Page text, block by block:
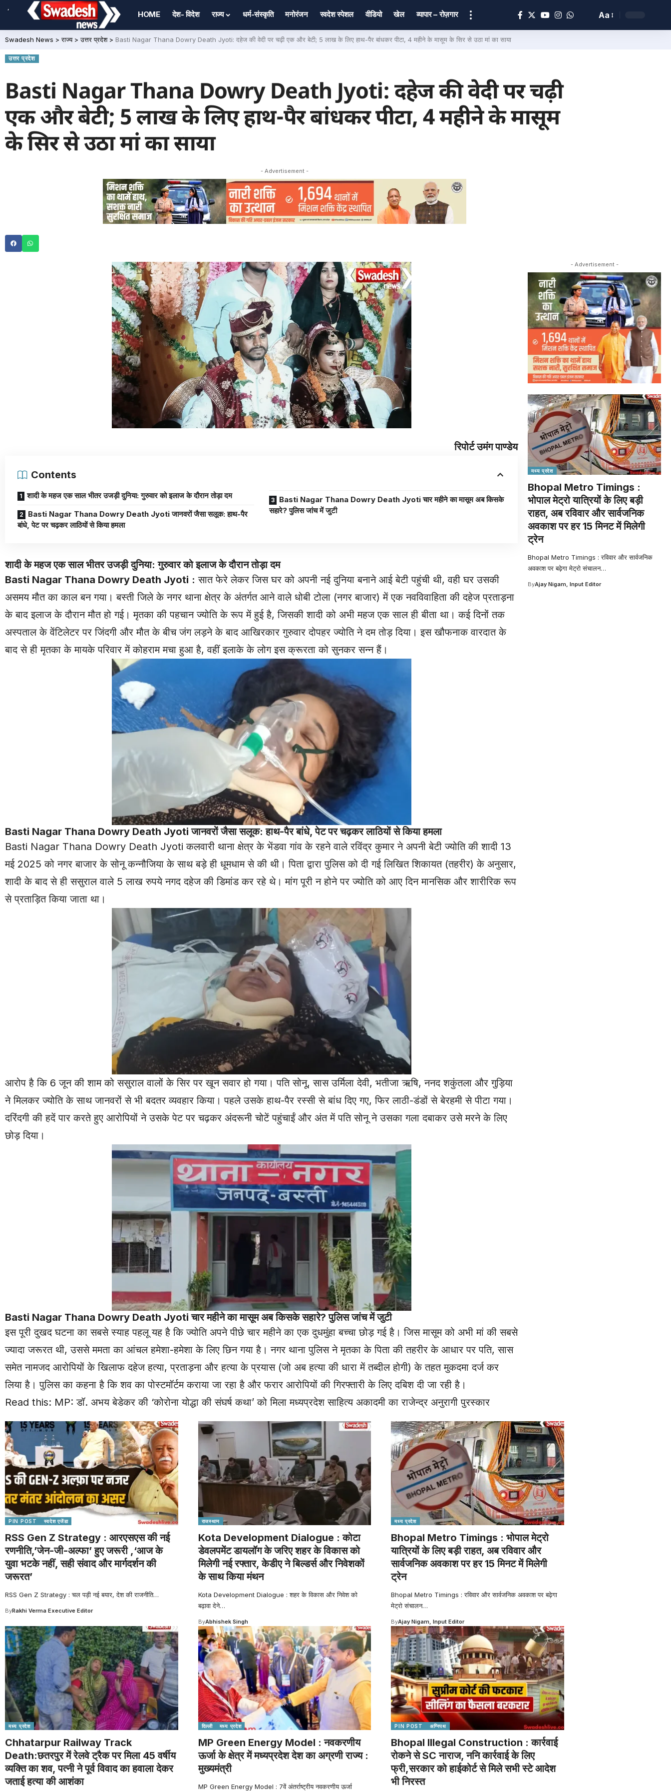
,
HOME देश- विदेश राज्य धर्म-संस्कृति मनोरंजन स्वदेश स्पेशल वीडियो खेल व्यापार – रोज़गार Aa
Swadesh News >राज्य>उत्तर प्रदेश> Basti Nagar Thana Dowry Death Jyoti: दहेज की वेदी पर चढ़ी एक और बेटी; 5 लाख के लिए हाथ-पैर बांधकर पीटा, 4 महीने के मासूम के सिर से उठा मां का साया
उत्तर प्रदेश
Basti Nagar Thana Dowry Death Jyoti: दहेज की वेदी पर चढ़ी
एक और बेटी; 5 लाख के लिए हाथ-पैर बांधकर पीटा, 4 महीने के मासूम
के सिर से उठा मां का साया
- Advertisement -
रिपोर्ट उमंग पाण्डेय
Contents
शादी के महज एक साल भीतर उजड़ी दुनिया: गुरुवार को इलाज के दौरान तोड़ा दम
Basti Nagar Thana Dowry Death Jyoti जानवरों जैसा सलूक: हाथ-पैर
बांधे, पेट पर चढ़कर लाठियों से किया हमला
Basti Nagar Thana Dowry Death Jyoti चार महीने का मासूम अब किसके
सहारे? पुलिस जांच में जुटी
शादी के महज एक साल भीतर उजड़ी दुनिया: गुरुवार को इलाज के दौरान तोड़ा दम
Basti Nagar Thana Dowry Death Jyoti : सात फेरे लेकर जिस घर को अपनी नई दुनिया बनाने आई बेटी पहुंची थी, वही घर उसकी
असमय मौत का काल बन गया। बस्ती जिले के नगर थाना क्षेत्र के अंतर्गत आने वाले धोबी टोला (नगर बाजार) में एक नवविवाहिता की दहेज प्रताड़ना
के बाद इलाज के दौरान मौत हो गई। मृतका की पहचान ज्योति के रूप में हुई है, जिसकी शादी को अभी महज एक साल ही बीता था। कई दिनों तक
अस्पताल के वेंटिलेटर पर जिंदगी और मौत के बीच जंग लड़ने के बाद आखिरकार गुरुवार दोपहर ज्योति ने दम तोड़ दिया। इस खौफनाक वारदात के
बाद से ही मृतका के मायके परिवार में कोहराम मचा हुआ है, वहीं इलाके के लोग इस क्रूरता को सुनकर सन्न हैं।
Basti Nagar Thana Dowry Death Jyoti जानवरों जैसा सलूक: हाथ-पैर बांधे, पेट पर चढ़कर लाठियों से किया हमला
Basti Nagar Thana Dowry Death Jyoti कलवारी थाना क्षेत्र के भेंडवा गांव के रहने वाले रविंद्र कुमार ने अपनी बेटी ज्योति की शादी 13
मई 2025 को नगर बाजार के सोनू कन्नौजिया के साथ बड़े ही धूमधाम से की थी। पिता द्वारा पुलिस को दी गई लिखित शिकायत (तहरीर) के अनुसार,
शादी के बाद से ही ससुराल वाले 5 लाख रुपये नगद दहेज की डिमांड कर रहे थे। मांग पूरी न होने पर ज्योति को आए दिन मानसिक और शारीरिक रूप
से प्रताड़ित किया जाता था।
आरोप है कि 6 जून की शाम को ससुराल वालों के सिर पर खून सवार हो गया। पति सोनू, सास उर्मिला देवी, भतीजा ऋषि, ननद शकुंतला और गुड़िया
ने मिलकर ज्योति के साथ जानवरों से भी बदतर व्यवहार किया। पहले उसके हाथ-पैर रस्सी से बांध दिए गए, फिर लाठी-डंडों से बेरहमी से पीटा गया।
दरिंदगी की हदें पार करते हुए आरोपियों ने उसके पेट पर चढ़कर अंदरूनी चोटें पहुंचाईं और अंत में पति सोनू ने उसका गला दबाकर उसे मरने के लिए
छोड़ दिया।
Basti Nagar Thana Dowry Death Jyoti चार महीने का मासूम अब किसके सहारे? पुलिस जांच में जुटी
इस पूरी दुखद घटना का सबसे स्याह पहलू यह है कि ज्योति अपने पीछे चार महीने का एक दुधमुंहा बच्चा छोड़ गई है। जिस मासूम को अभी मां की सबसे
ज्यादा जरूरत थी, उससे ममता का आंचल हमेशा-हमेशा के लिए छिन गया है। नगर थाना पुलिस ने मृतका के पिता की तहरीर के आधार पर पति, सास
समेत नामजद आरोपियों के खिलाफ दहेज हत्या, प्रताड़ना और हत्या के प्रयास (जो अब हत्या की धारा में तब्दील होगी) के तहत मुकदमा दर्ज कर
लिया है। पुलिस का कहना है कि शव का पोस्टमॉर्टम कराया जा रहा है और फरार आरोपियों की गिरफ्तारी के लिए दबिश दी जा रही है।
Read this: MP: डॉ. अभय बेडेकर की ‘कोरोना योद्धा की संघर्ष कथा’ को मिला मध्यप्रदेश साहित्य अकादमी का राजेन्द्र अनुरागी पुरस्कार
- Advertisement -
मध्य प्रदेश
Bhopal Metro Timings :
भोपाल मेट्रो यात्रियों के लिए बड़ी
राहत, अब रविवार और सार्वजनिक
अवकाश पर हर 15 मिनट में मिलेगी
ट्रेन
Bhopal Metro Timings : रविवार और सार्वजनिक
अवकाश पर बढ़ेगा मेट्रो संचालन…
ByAjay Nigam, Input Editor
PIN POST स्वदेश एजेंडा
RSS Gen Z Strategy : आरएसएस की नई
रणनीति,’जेन-जी-अल्फा’ हुए जरूरी ,‘आज के
युवा भटके नहीं, सही संवाद और मार्गदर्शन की
जरूरत’
RSS Gen Z Strategy : चल पड़ी नई बयार, देश की राजनीति…
ByRakhi Verma Executive Editor
राजस्थान
Kota Development Dialogue : कोटा
डेवलपमेंट डायलॉग के जरिए शहर के विकास को
मिलेगी नई रफ्तार, केडीए ने बिल्डर्स और निवेशकों
के साथ किया मंथन
Kota Development Dialogue : शहर के विकास और निवेश को
बढ़ावा देने…
ByAbhishek Singh
मध्य प्रदेश
Bhopal Metro Timings : भोपाल मेट्रो
यात्रियों के लिए बड़ी राहत, अब रविवार और
सार्वजनिक अवकाश पर हर 15 मिनट में मिलेगी
ट्रेन
Bhopal Metro Timings : रविवार और सार्वजनिक अवकाश पर बढ़ेगा
मेट्रो संचालन…
ByAjay Nigam, Input Editor
मध्य प्रदेश
Chhatarpur Railway Track
Death:छतरपुर में रेलवे ट्रैक पर मिला 45 वर्षीय
व्यक्ति का शव, पत्नी ने पूर्व विवाद का हवाला देकर
जताई हत्या की आशंका
दिल्ली मध्य प्रदेश
MP Green Energy Model : नवकरणीय
ऊर्जा के क्षेत्र में मध्यप्रदेश देश का अग्रणी राज्य :
मुख्यमंत्री
MP Green Energy Model : 7वें अंतर्राष्ट्रीय नवकरणीय ऊर्जा
PIN POST अग्निपथ
Bhopal Illegal Construction : कार्रवाई
रोकने से SC नाराज, ननि कार्रवाई के लिए
फ्री,सरकार को हाईकोर्ट से मिले सभी स्टे आदेश
भी निरस्त